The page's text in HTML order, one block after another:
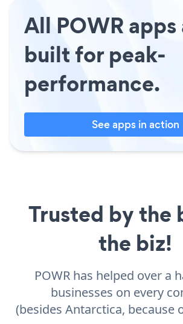
All POWR apps
built for peak-
performance.
See apps in action
Trusted by the
the biz!
POWR has helped over a
businesses on every
(besides Antarctica, because